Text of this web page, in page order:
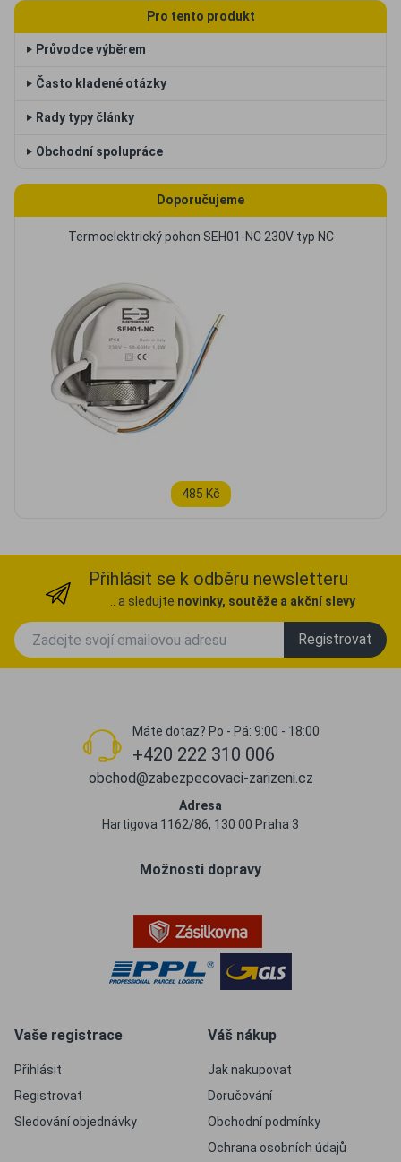
Pro tento produkt
‣ Průvodce výběrem
‣ Často kladené otázky
‣ Rady typy články
‣ Obchodní spolupráce
Doporučujeme
Termoelektrický pohon SEH01-NC 230V typ NC
485 Kč
Přihlásit se k odběru newsletteru
.. a sledujte novinky, soutěže a akční slevy
Registrovat
Máte dotaz? Po - Pá: 9:00 - 18:00
+420 222 310 006
obchod@zabezpecovaci-zarizeni.cz
Adresa
Hartigova 1162/86, 130 00 Praha 3
Možnosti dopravy
Vaše registrace
Přihlásit
Registrovat
Sledování objednávky
Váš nákup
Jak nakupovat
Doručování
Obchodní podmínky
Ochrana osobních údajů